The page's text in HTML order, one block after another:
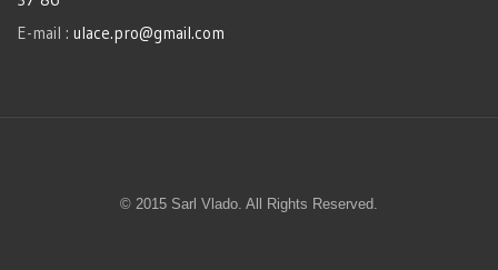
E-mail : ulace.pro@gmail.com
© 2015 Sarl Vlado. All Rights Reserved.